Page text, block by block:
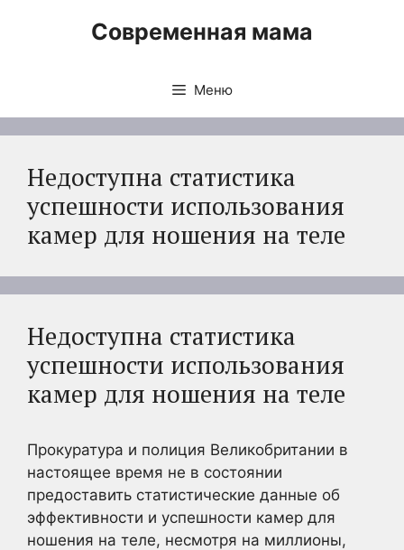
Современная мама
Меню
Недоступна статистика
успешности использования
камер для ношения на теле
Недоступна статистика
успешности использования
камер для ношения на теле
Прокуратура и полиция Великобритании в
настоящее время не в состоянии
предоставить статистические данные об
эффективности и успешности камер для
ношения на теле, несмотря на миллионы,